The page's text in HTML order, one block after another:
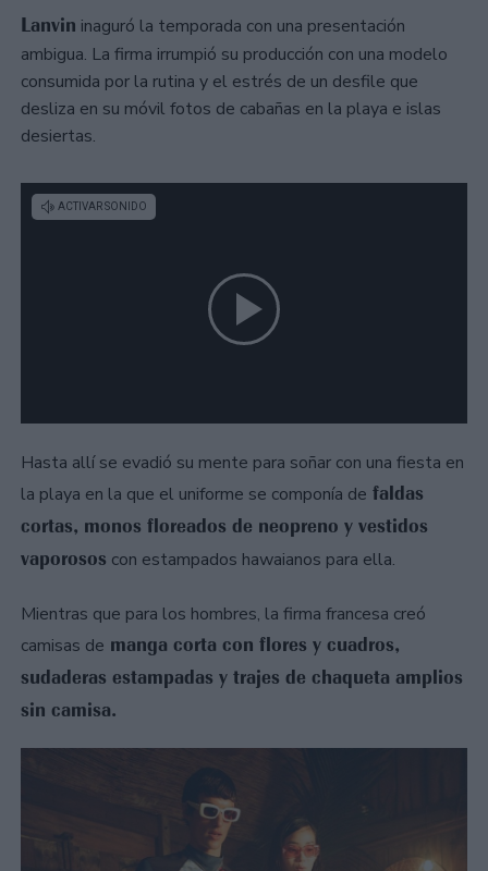
Lanvin inaguró la temporada con una presentación
ambigua. La firma irrumpió su producción con una modelo
consumida por la rutina y el estrés de un desfile que
desliza en su móvil fotos de cabañas en la playa e islas
desiertas.
Hasta allí se evadió su mente para soñar con una fiesta en
la playa en la que el uniforme se componía de faldas
cortas, monos floreados de neopreno y vestidos
vaporosos con estampados hawaianos para ella.
Mientras que para los hombres, la firma francesa creó
camisas de manga corta con flores y cuadros,
sudaderas estampadas y trajes de chaqueta amplios
sin camisa.